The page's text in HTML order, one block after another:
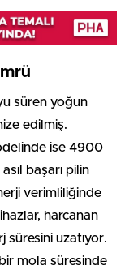
süren yoğun
edilmiş.
ise 4900
başarı pilin
verimliliğinde
harcanan
süresini uzatıyor.
bir mola süresinde